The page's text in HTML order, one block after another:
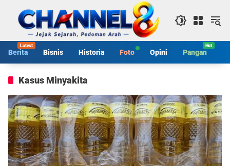
konten
Berita Bisnis Historia Foto Opini Pangan
Kasus Minyakita